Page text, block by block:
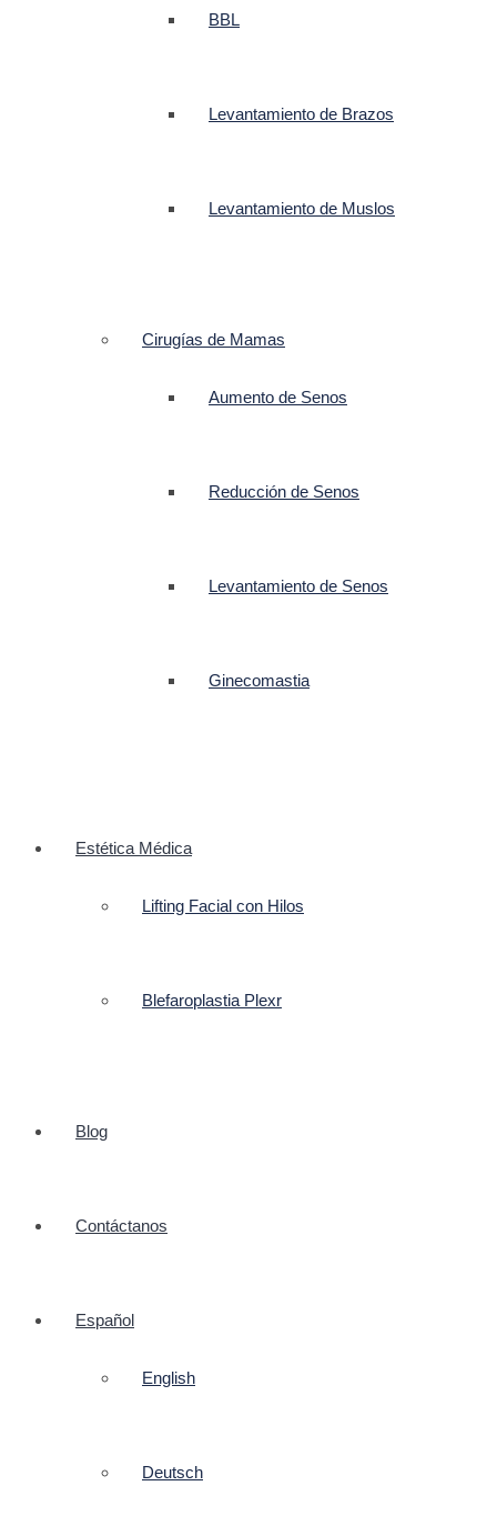
BBL
Levantamiento de Brazos
Levantamiento de Muslos
Cirugías de Mamas
Aumento de Senos
Reducción de Senos
Levantamiento de Senos
Ginecomastia
Estética Médica
Lifting Facial con Hilos
Blefaroplastia Plexr
Blog
Contáctanos
Español
English
Deutsch